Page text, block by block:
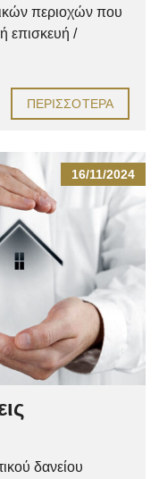
περιοχών που
επισκευή /
ΠΕΡΙΣΣΌΤΕΡΑ
16/11/2024
δανείου